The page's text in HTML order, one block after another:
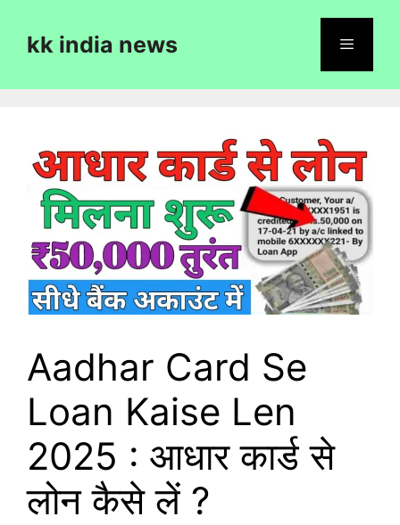
contentkk india news
Aadhar Card Se
Loan Kaise Len
2025 : आधार कार्ड से
लोन कैसे लें ?